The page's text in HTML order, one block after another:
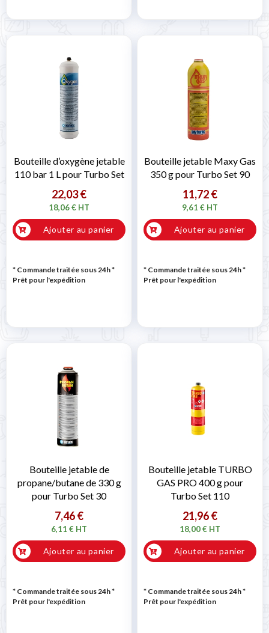
Bouteille d’oxygène jetable
110 bar 1 L pour Turbo Set
22,03 €
18,06 € HT
Ajouter au panier
* Commande traitée sous 24h*
Prêt pour l'expédition
Bouteille jetable Maxy Gas
350 g pour Turbo Set 90
11,72 €
9,61 € HT
Ajouter au panier
* Commande traitée sous 24h*
Prêt pour l'expédition
Bouteille jetable de
propane/butane de 330 g
pour Turbo Set 30
7,46 €
6,11 € HT
Ajouter au panier
* Commande traitée sous 24h*
Prêt pour l'expédition
Bouteille jetable TURBO
GAS PRO 400 g pour
Turbo Set 110
21,96 €
18,00 € HT
Ajouter au panier
* Commande traitée sous 24h*
Prêt pour l'expédition